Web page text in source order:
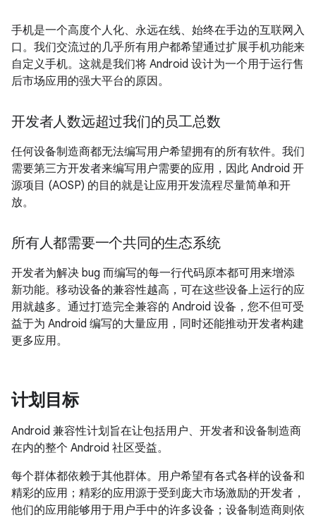
手机是一个高度个人化、永远在线、始终在手边的互联网入
口。我们交流过的几乎所有用户都希望通过扩展手机功能来
自定义手机。这就是我们将 Android 设计为一个用于运行售
后市场应用的强大平台的原因。
开发者人数远超过我们的员工总数
任何设备制造商都无法编写用户希望拥有的所有软件。我们
需要第三方开发者来编写用户需要的应用，因此 Android 开
源项目 (AOSP) 的目的就是让应用开发流程尽量简单和开
放。
所有人都需要一个共同的生态系统
开发者为解决 bug 而编写的每一行代码原本都可用来增添
新功能。移动设备的兼容性越高，可在这些设备上运行的应
用就越多。通过打造完全兼容的 Android 设备，您不但可受
益于为 Android 编写的大量应用，同时还能推动开发者构建
更多应用。
计划目标
Android 兼容性计划旨在让包括用户、开发者和设备制造商
在内的整个 Android 社区受益。
每个群体都依赖于其他群体。用户希望有各式各样的设备和
精彩的应用；精彩的应用源于受到庞大市场激励的开发者，
他们的应用能够用于用户手中的许多设备；设备制造商则依